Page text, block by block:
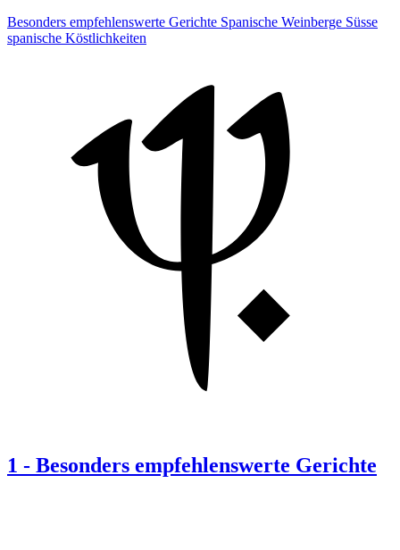
Besonders empfehlenswerte Gerichte Spanische Weinberge Süsse
spanische Köstlichkeiten
1 - Besonders empfehlenswerte Gerichte